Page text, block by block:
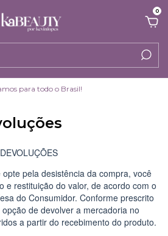
0
para todo o Brasil!
pela desistência da compra, você
e restituição do valor, de acordo com o
do Consumidor. Conforme prescrito
de devolver a mercadoria no
a partir do recebimento do produto.